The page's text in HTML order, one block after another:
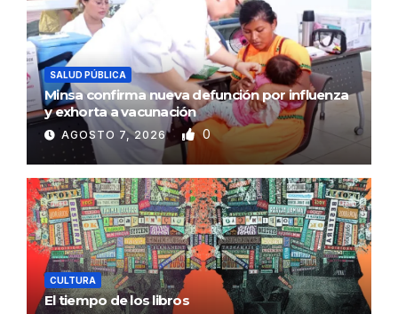
SALUD PÚBLICA
Minsa confirma nueva defunción por influenza
y exhorta a vacunación
AGOSTO 7, 2026 0
CULTURA
El tiempo de los libros